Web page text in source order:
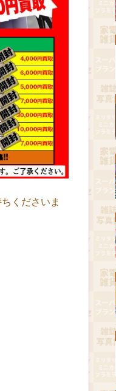
くださいま